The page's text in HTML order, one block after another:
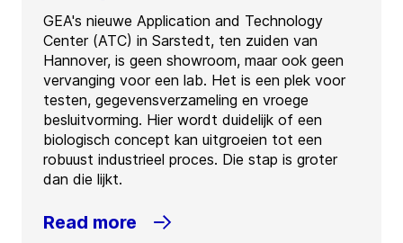
GEA's nieuwe Application and Technology
Center (ATC) in Sarstedt, ten zuiden van
Hannover, is geen showroom, maar ook geen
vervanging voor een lab. Het is een plek voor
testen, gegevensverzameling en vroege
besluitvorming. Hier wordt duidelijk of een
biologisch concept kan uitgroeien tot een
robuust industrieel proces. Die stap is groter
dan die lijkt.
Read more